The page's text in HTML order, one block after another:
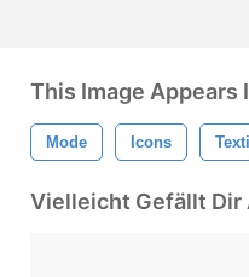
This Image Appears
Mode Icons
Vielleicht Gefällt Dir